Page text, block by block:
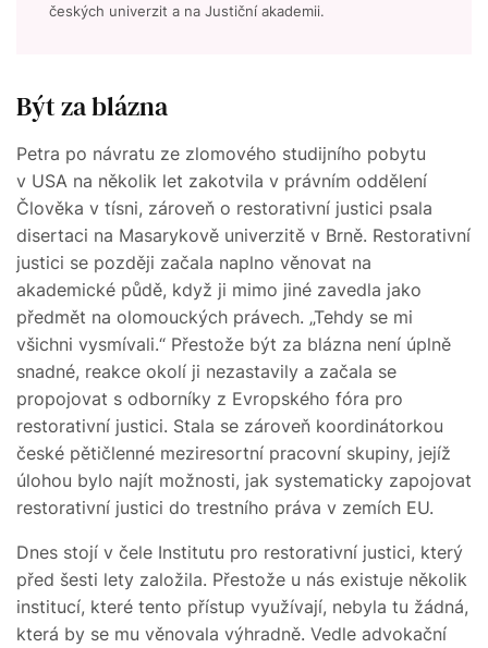
českých univerzit a na Justiční akademii.
Být za blázna
Petra po návratu ze zlomového studijního pobytu
v USA na několik let zakotvila v právním oddělení
Člověka v tísni, zároveň o restorativní justici psala
disertaci na Masarykově univerzitě v Brně. Restorativní
justici se později začala naplno věnovat na
akademické půdě, když ji mimo jiné zavedla jako
předmět na olomouckých právech. „Tehdy se mi
všichni vysmívali.“ Přestože být za blázna není úplně
snadné, reakce okolí ji nezastavily a začala se
propojovat s odborníky z Evropského fóra pro
restorativní justici. Stala se zároveň koordinátorkou
české pětičlenné meziresortní pracovní skupiny, jejíž
úlohou bylo najít možnosti, jak systematicky zapojovat
restorativní justici do trestního práva v zemích EU.
Dnes stojí v čele Institutu pro restorativní justici, který
před šesti lety založila. Přestože u nás existuje několik
institucí, které tento přístup využívají, nebyla tu žádná,
která by se mu věnovala výhradně. Vedle advokační